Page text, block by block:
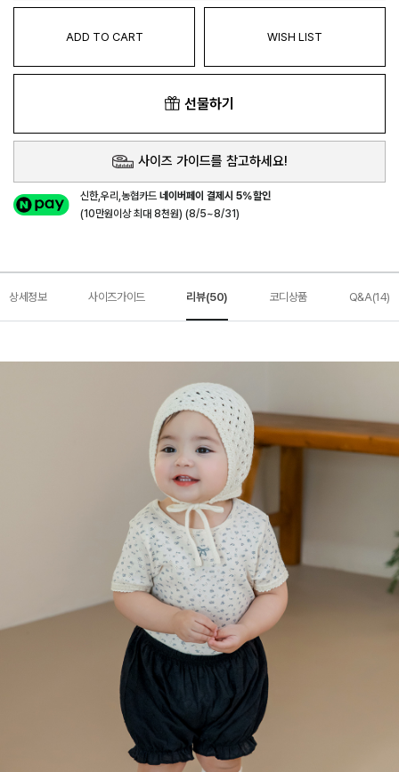
ADD TO CART WISH LIST
선물하기
사이즈 가이드를 참고하세요!
신한,우리,농협카드네이버페이 결제시 5%할인
(10만원이상 최대 8천원) (8/5~8/31)
상세정보 사이즈가이드 리뷰(50) 코디상품 Q&A(14)